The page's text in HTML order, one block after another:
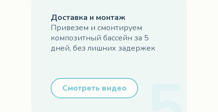
Смотреть видео
Доставка и монтаж
Привезем и смонтируем
композитный бассейн за 5
дней, без лишних задержек